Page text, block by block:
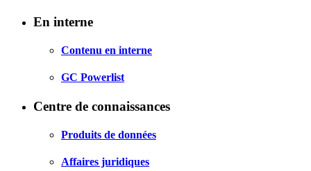
En interne
Contenu en interne
GC Powerlist
Centre de connaissances
Produits de données
Affaires juridiques